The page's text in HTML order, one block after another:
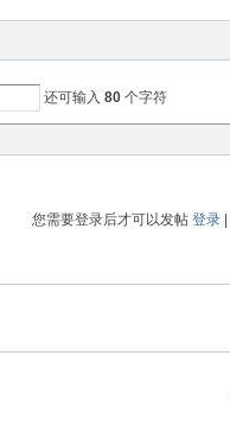
还可输入 80 个字符
您需要登录后才可以发帖 登录|